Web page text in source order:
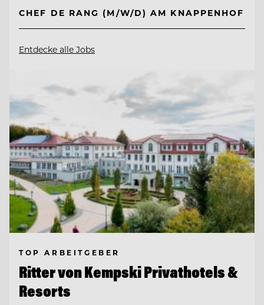
CHEF DE RANG (M/W/D) AM KNAPPENHOF
Entdecke alle Jobs
TOP ARBEITGEBER
Ritter von Kempski Privathotels &
Resorts